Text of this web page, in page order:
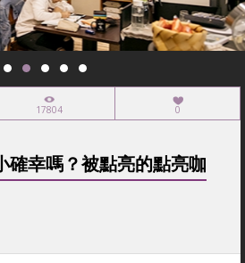
17804 0
確幸嗎？被點亮的點亮咖